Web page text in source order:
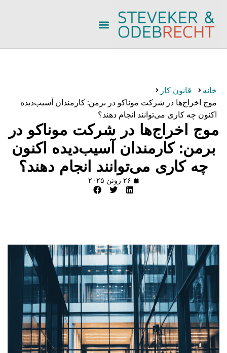
خانه
قانون کار
موج اخراج‌ها در شرکت موناکو در برمن: کارمندان آسیب‌دیده
اکنون چه کاری می‌توانند انجام دهند؟
موج اخراج‌ها در شرکت موناکو در
برمن: کارمندان آسیب‌دیده اکنون
چه کاری می‌توانند انجام دهند؟
۲۶ ژوئن ۲۰۲۵